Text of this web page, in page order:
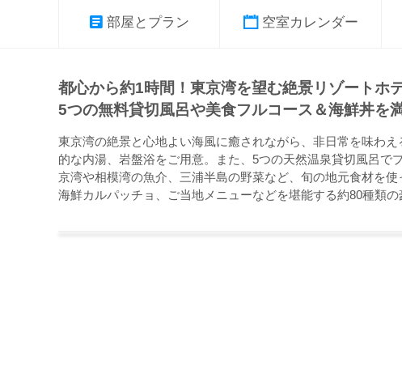
部屋とプラン 空室カレンダー
都心から約1時間！東京湾を望む絶景リゾートホ
5つの無料貸切風呂や美食フルコース＆海鮮丼を
東京湾の絶景と心地よい海風に癒されながら、非日常を味わ
的な内湯、岩盤浴をご用意。また、5つの天然温泉貸切風呂
京湾や相模湾の魚介、三浦半島の野菜など、旬の地元食材を
海鮮カルパッチョ、ご当地メニューなどを堪能する約80種類